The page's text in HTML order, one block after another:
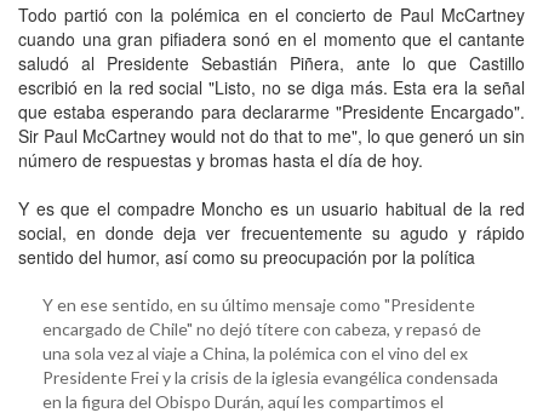
Todo partió con la polémica en el concierto de Paul McCartney
cuando una gran pifiadera sonó en el momento que el cantante
saludó al Presidente Sebastián Piñera, ante lo que Castillo
escribió en la red social "Listo, no se diga más. Esta era la señal
que estaba esperando para declararme "Presidente Encargado".
Sir Paul McCartney would not do that to me", lo que generó un sin
número de respuestas y bromas hasta el día de hoy.
Y es que el compadre Moncho es un usuario habitual de la red
social, en donde deja ver frecuentemente su agudo y rápido
sentido del humor, así como su preocupación por la política
Y en ese sentido, en su último mensaje como "Presidente
encargado de Chile" no dejó títere con cabeza, y repasó de
una sola vez al viaje a China, la polémica con el vino del ex
Presidente Frei y la crisis de la iglesia evangélica condensada
en la figura del Obispo Durán, aquí les compartimos el